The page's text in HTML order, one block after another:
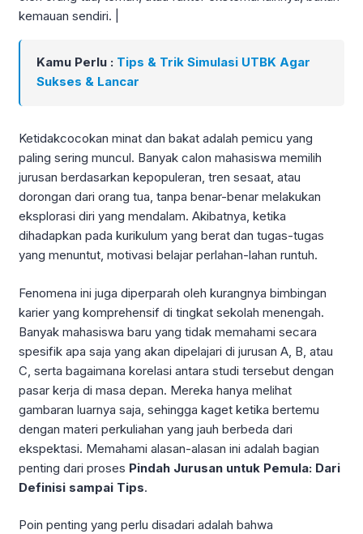
kemauan sendiri. |
Kamu Perlu : Tips & Trik Simulasi UTBK Agar
Sukses & Lancar
Ketidakcocokan minat dan bakat adalah pemicu yang
paling sering muncul. Banyak calon mahasiswa memilih
jurusan berdasarkan kepopuleran, tren sesaat, atau
dorongan dari orang tua, tanpa benar-benar melakukan
eksplorasi diri yang mendalam. Akibatnya, ketika
dihadapkan pada kurikulum yang berat dan tugas-tugas
yang menuntut, motivasi belajar perlahan-lahan runtuh.
Fenomena ini juga diperparah oleh kurangnya bimbingan
karier yang komprehensif di tingkat sekolah menengah.
Banyak mahasiswa baru yang tidak memahami secara
spesifik apa saja yang akan dipelajari di jurusan A, B, atau
C, serta bagaimana korelasi antara studi tersebut dengan
pasar kerja di masa depan. Mereka hanya melihat
gambaran luarnya saja, sehingga kaget ketika bertemu
dengan materi perkuliahan yang jauh berbeda dari
ekspektasi. Memahami alasan-alasan ini adalah bagian
penting dari proses Pindah Jurusan untuk Pemula: Dari
Definisi sampai Tips.
Poin penting yang perlu disadari adalah bahwa